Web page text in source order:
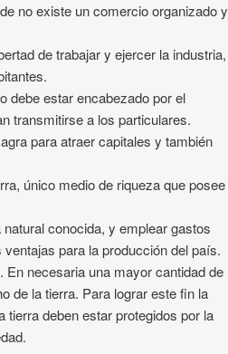
no existe un comercio organizado y
de trabajar y ejercer la industria,
debe estar encabezado por el
transmitirse a los particulares.
para atraer capitales y también
único medio de riqueza que posee
conocida, y emplear gastos
para la producción del país.
En necesaria una mayor cantidad de
de la tierra. Para lograr este fin la
tierra deben estar protegidos por la